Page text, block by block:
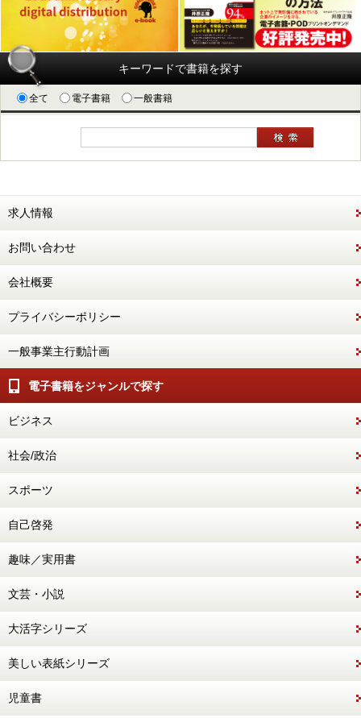
キーワードで書籍を探す
全て 電子書籍 一般書籍
求人情報
お問い合わせ
会社概要
プライバシーポリシー
一般事業主行動計画
電子書籍をジャンルで探す
ビジネス
社会/政治
スポーツ
自己啓発
趣味／実用書
文芸・小説
大活字シリーズ
美しい表紙シリーズ
児童書